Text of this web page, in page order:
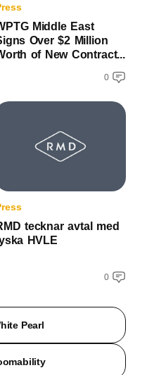
Middle East
Over $2 Million
of New Contract...
0
tecknar avtal med
HVLE
0
Pearl